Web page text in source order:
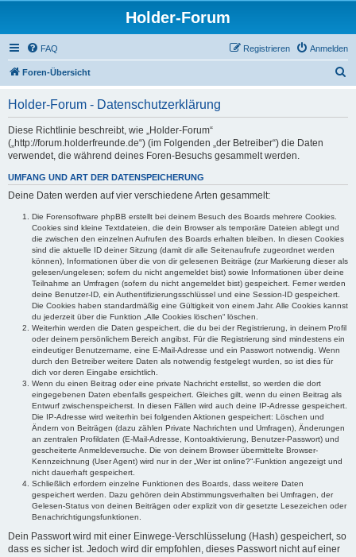
Holder-Forum
FAQ Anmelden
Registrieren
Foren-Übersicht
Holder-Forum - Datenschutzerklärung
Diese Richtlinie beschreibt, wie „Holder-Forum“
(„http://forum.holderfreunde.de“) (im Folgenden „der Betreiber“) die Daten
verwendet, die während deines Foren-Besuchs gesammelt werden.
UMFANG UND ART DER DATENSPEICHERUNG
Deine Daten werden auf vier verschiedene Arten gesammelt:
Die Forensoftware phpBB erstellt bei deinem Besuch des Boards mehrere Cookies.
Cookies sind kleine Textdateien, die dein Browser als temporäre Dateien ablegt und
die zwischen den einzelnen Aufrufen des Boards erhalten bleiben. In diesen Cookies
sind die aktuelle ID deiner Sitzung (damit dir alle Seitenaufrufe zugeordnet werden
können), Informationen über die von dir gelesenen Beiträge (zur Markierung dieser als
gelesen/ungelesen; sofern du nicht angemeldet bist) sowie Informationen über deine
Teilnahme an Umfragen (sofern du nicht angemeldet bist) gespeichert. Ferner werden
deine Benutzer-ID, ein Authentifizierungsschlüssel und eine Session-ID gespeichert.
Die Cookies haben standardmäßig eine Gültigkeit von einem Jahr. Alle Cookies kannst
du jederzeit über die Funktion „Alle Cookies löschen“ löschen.
Weiterhin werden die Daten gespeichert, die du bei der Registrierung, in deinem Profil
oder deinem persönlichem Bereich angibst. Für die Registrierung sind mindestens ein
eindeutiger Benutzername, eine E-Mail-Adresse und ein Passwort notwendig. Wenn
durch den Betreiber weitere Daten als notwendig festgelegt wurden, so ist dies für
dich vor deren Eingabe ersichtlich.
Wenn du einen Beitrag oder eine private Nachricht erstellst, so werden die dort
eingegebenen Daten ebenfalls gespeichert. Gleiches gilt, wenn du einen Beitrag als
Entwurf zwischenspeicherst. In diesen Fällen wird auch deine IP-Adresse gespeichert.
Die IP-Adresse wird weiterhin bei folgenden Aktionen gespeichert: Löschen und
Ändern von Beiträgen (dazu zählen Private Nachrichten und Umfragen), Änderungen
an zentralen Profildaten (E-Mail-Adresse, Kontoaktivierung, Benutzer-Passwort) und
gescheiterte Anmeldeversuche. Die von deinem Browser übermittelte Browser-
Kennzeichnung (User Agent) wird nur in der „Wer ist online?“-Funktion angezeigt und
nicht dauerhaft gespeichert.
Schließlich erfordern einzelne Funktionen des Boards, dass weitere Daten
gespeichert werden. Dazu gehören dein Abstimmungsverhalten bei Umfragen, der
Gelesen-Status von deinen Beiträgen oder explizit von dir gesetzte Lesezeichen oder
Benachrichtigungsfunktionen.
Dein Passwort wird mit einer Einwege-Verschlüsselung (Hash) gespeichert, so
dass es sicher ist. Jedoch wird dir empfohlen, dieses Passwort nicht auf einer